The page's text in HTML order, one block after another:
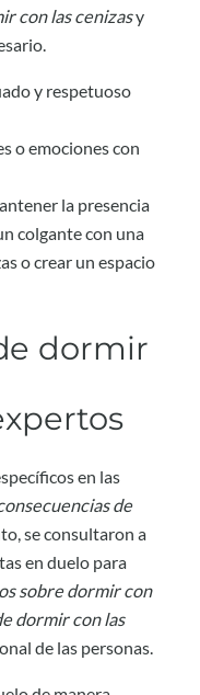
con las cenizasy
y respetuoso
o emociones con
la presencia
colgante con una
o crear un espacio
dormir
en las
de
se consultaron a
en duelo para
sobre dormir con
dormir con las
de las personas.